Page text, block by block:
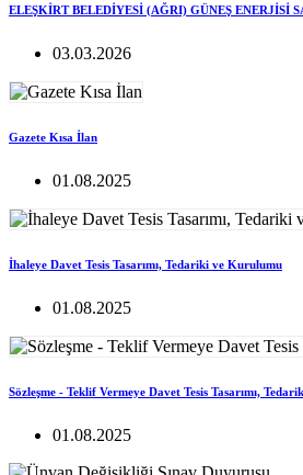
ELEŞKİRT BELEDİYESİ (AĞRI) GÜNEŞ ENERJİSİ
03.03.2026
Gazete Kısa İlan
01.08.2025
İhaleye Davet Tesis Tasarımı, Tedariki ve Kurulumu
01.08.2025
Sözleşme - Teklif Vermeye Davet Tesis Tasarımı,
01.08.2025